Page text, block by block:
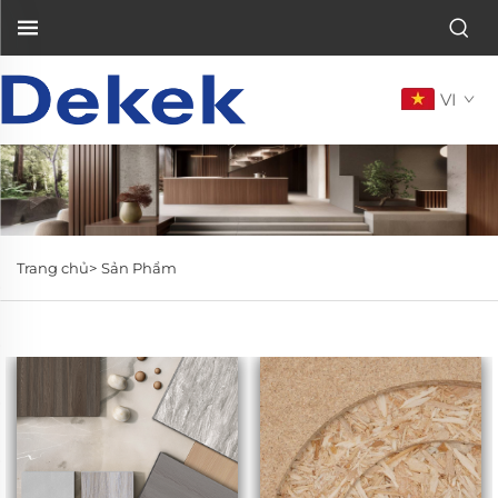
VI
Trang chủ> Sản Phẩm